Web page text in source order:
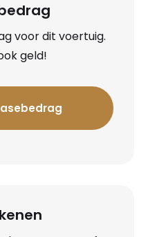
voor dit voertuig.
geld!